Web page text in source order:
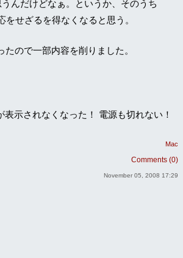
んだけどなぁ。というか、そのうち
をせざるを得なくなると思う。
たので一部内容を削りました。
示されなくなった！ 電源も切れない！
Mac
Comments (0)
November 05, 2008 17:29